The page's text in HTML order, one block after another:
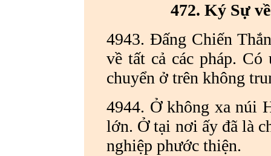
472. Ký Sự
4943. Đấng Chiến
về tất cả các pháp.
chuyển ở trên không
4944. Ở không xa núi
lớn. Ở tại nơi ấy đã là
nghiệp phước thiện.